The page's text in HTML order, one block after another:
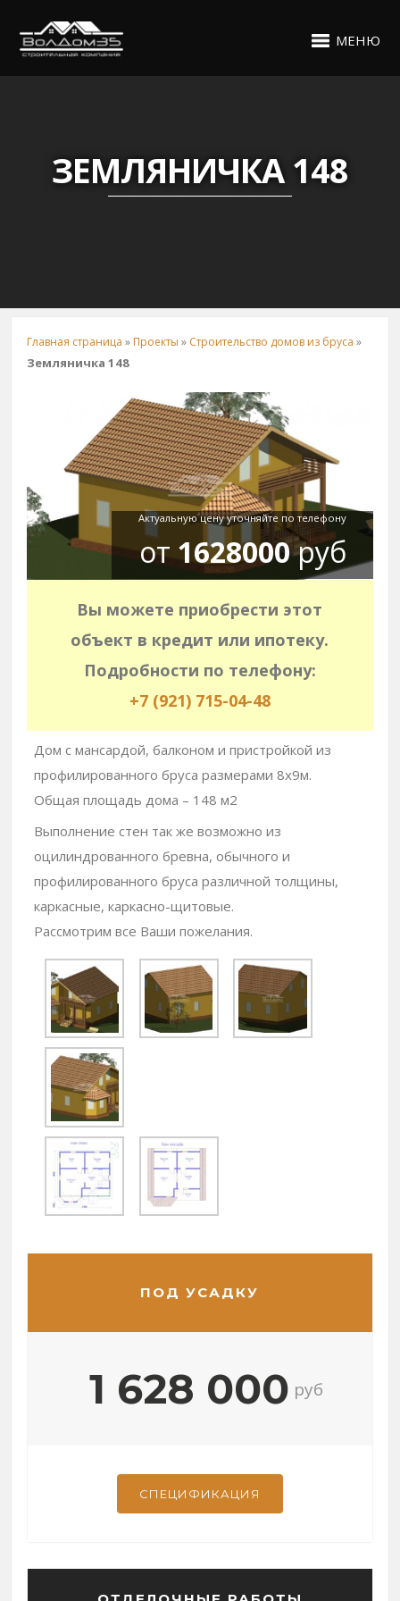
МЕНЮ
ЗЕМЛЯНИЧКА 148
Главная страница » Проекты » Строительство домов из бруса »
Земляничка 148
Актуальную цену уточняйте по телефону
от 1628000руб
Вы можете приобрести этот
объект в кредит или ипотеку.
Подробности по телефону:
+7 (921) 715-04-48
Дом с мансардой, балконом и пристройкой из
профилированного бруса размерами 8х9м.
Общая площадь дома – 148 м2
Выполнение стен так же возможно из
оцилиндрованного бревна, обычного и
профилированного бруса различной толщины,
каркасные, каркасно-щитовые.
Рассмотрим все Ваши пожелания.
ПОД УСАДКУ
1 628 000 руб
СПЕЦИФИКАЦИЯ